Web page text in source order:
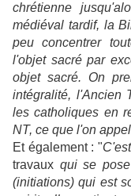
chrétienne
médiéval tardif, la
peu concentrer
l'objet sacré par
objet sacré. On
intégralité, l'Ancien
les catholiques en
NT, ce que l'on
Et également : "
travaux qui se
(initiations) qui est